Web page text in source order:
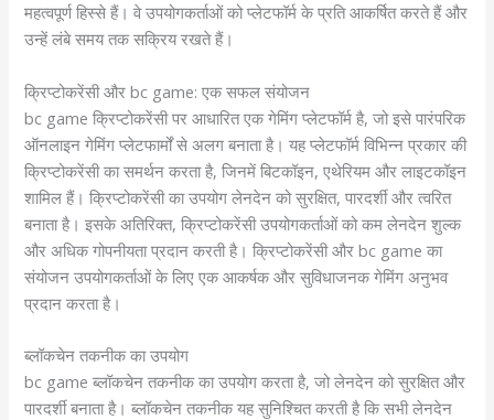
महत्वपूर्ण हिस्से हैं। वे उपयोगकर्ताओं को प्लेटफॉर्म के प्रति आकर्षित करते हैं और
उन्हें लंबे समय तक सक्रिय रखते हैं।
क्रिप्टोकरेंसी और bc game: एक सफल संयोजन
bc game क्रिप्टोकरेंसी पर आधारित एक गेमिंग प्लेटफॉर्म है, जो इसे पारंपरिक
ऑनलाइन गेमिंग प्लेटफार्मों से अलग बनाता है। यह प्लेटफॉर्म विभिन्न प्रकार की
क्रिप्टोकरेंसी का समर्थन करता है, जिनमें बिटकॉइन, एथेरियम और लाइटकॉइन
शामिल हैं। क्रिप्टोकरेंसी का उपयोग लेनदेन को सुरक्षित, पारदर्शी और त्वरित
बनाता है। इसके अतिरिक्त, क्रिप्टोकरेंसी उपयोगकर्ताओं को कम लेनदेन शुल्क
और अधिक गोपनीयता प्रदान करती है। क्रिप्टोकरेंसी और bc game का
संयोजन उपयोगकर्ताओं के लिए एक आकर्षक और सुविधाजनक गेमिंग अनुभव
प्रदान करता है।
ब्लॉकचेन तकनीक का उपयोग
bc game ब्लॉकचेन तकनीक का उपयोग करता है, जो लेनदेन को सुरक्षित और
पारदर्शी बनाता है। ब्लॉकचेन तकनीक यह सुनिश्चित करती है कि सभी लेनदेन